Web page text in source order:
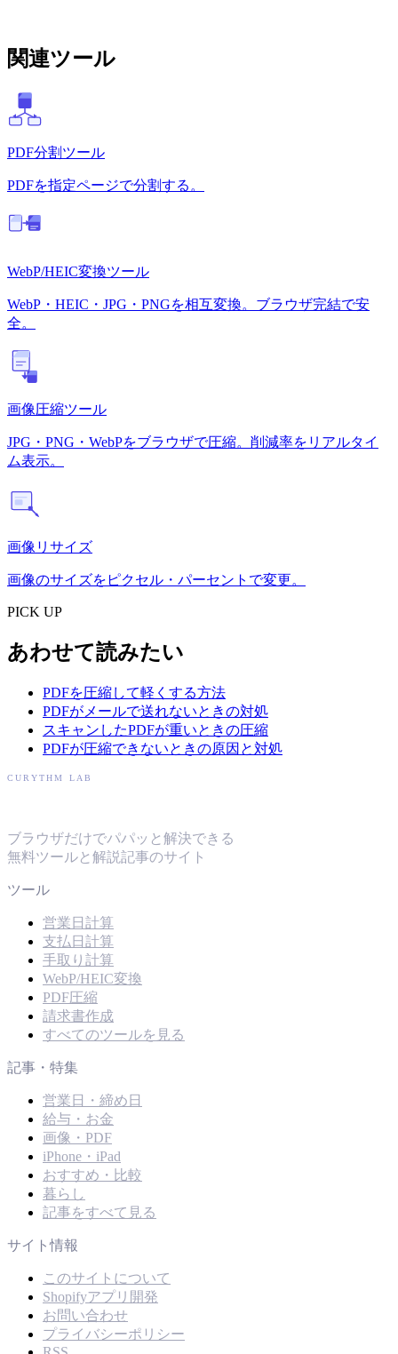
関連ツール
PDF分割ツール
PDFを指定ページで分割する。
WebP/HEIC変換ツール
WebP・HEIC・JPG・PNGを相互変換。ブラウザ完結で安
全。
画像圧縮ツール
JPG・PNG・WebPをブラウザで圧縮。削減率をリアルタイ
ム表示。
画像リサイズ
画像のサイズをピクセル・パーセントで変更。
PICK UP
あわせて読みたい
PDFを圧縮して軽くする方法
PDFがメールで送れないときの対処
スキャンしたPDFが重いときの圧縮
PDFが圧縮できないときの原因と対処
CURYTHM LAB
ブラウザだけでパパッと解決できる
無料ツールと解説記事のサイト
ツール
営業日計算
支払日計算
手取り計算
WebP/HEIC変換
PDF圧縮
請求書作成
すべてのツールを見る
記事・特集
営業日・締め日
給与・お金
画像・PDF
iPhone・iPad
おすすめ・比較
暮らし
記事をすべて見る
サイト情報
このサイトについて
Shopifyアプリ開発
お問い合わせ
プライバシーポリシー